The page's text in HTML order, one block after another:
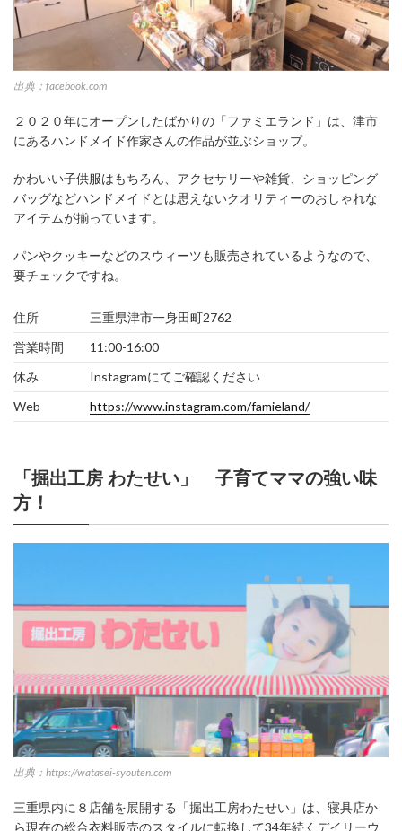
出典：facebook.com
２０２０年にオープンしたばかりの「ファミエランド」は、津市
にあるハンドメイド作家さんの作品が並ぶショップ。
かわいい子供服はもちろん、アクセサリーや雑貨、ショッピング
バッグなどハンドメイドとは思えないクオリティーのおしゃれな
アイテムが揃っています。
パンやクッキーなどのスウィーツも販売されているようなので、
要チェックですね。
住所
三重県津市一身田町2762
営業時間
11:00-16:00
休み
Instagramにてご確認ください
Web
https://www.instagram.com/famieland/
「掘出工房 わたせい」 子育てママの強い味
方！
出典：https://watasei-syouten.com
三重県内に８店舗を展開する「掘出工房わたせい」は、寝具店か
ら現在の総合衣料販売のスタイルに転換して34年続くデイリーウ